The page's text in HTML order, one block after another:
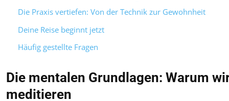
Die Praxis vertiefen: Von der Technik zur Gewohnheit
Deine Reise beginnt jetzt
Häufig gestellte Fragen
Die mentalen Grundlagen: Warum
meditieren